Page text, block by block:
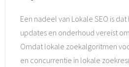
Een nadeel van Lokale SEO is
updates en onderhoud vereist
Omdat lokale zoekalgoritmen
en concurrentie in lokale